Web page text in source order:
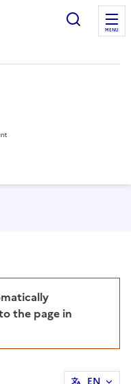
MENU
the page in